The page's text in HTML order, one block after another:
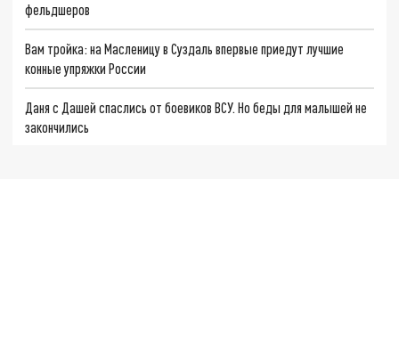
фельдшеров
Вам тройка: на Масленицу в Суздаль впервые приедут лучшие
конные упряжки России
Даня с Дашей спаслись от боевиков ВСУ. Но беды для малышей не
закончились